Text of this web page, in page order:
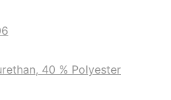
40 % Polyester